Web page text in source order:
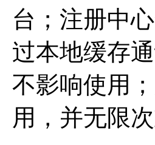
台；注册中
过本地缓存
不影响使用
用，并无限